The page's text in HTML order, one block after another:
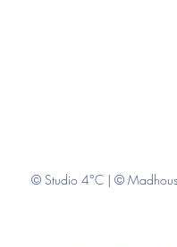
© Studio 4°C | ©